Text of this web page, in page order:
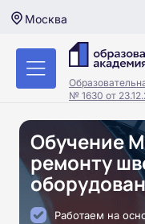
Москва
№ 1630 от
Обучение
ремонту
Работаем на